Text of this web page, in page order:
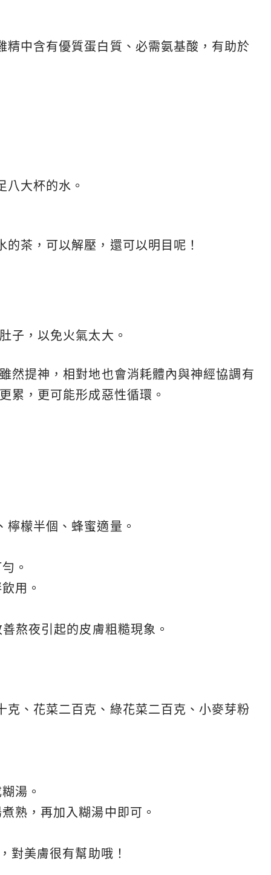
中含有優質蛋白質、必需氨基酸，有助於
八大杯的水。
茶，可以解壓，還可以明目呢！
子，以免火氣太大。
然提神，相對地也會消耗體內與神經協調有
累，更可能形成惡性循環。
檬半個、蜂蜜適量。
。
用。
熬夜引起的皮膚粗糙現象。
、花菜二百克、綠花菜二百克、小麥芽粉
湯。
熟，再加入糊湯中即可。
對美膚很有幫助哦！